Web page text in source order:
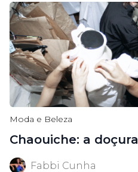
Moda e Beleza
Chaouiche: a
Fabbi Cunha